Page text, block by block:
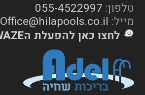
טלפון: 055-4522997
מייל: Office@hilapools.co.il
לחצו כאן להפעלת הWAZE